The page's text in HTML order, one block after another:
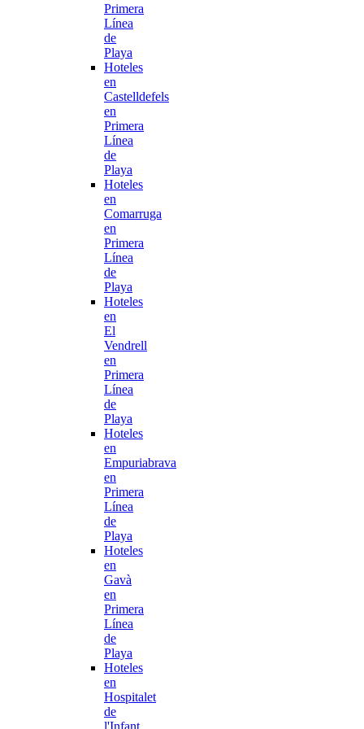
Primera
Línea
de
Playa
Hoteles
en
Castelldefels
en
Primera
Línea
de
Playa
Hoteles
en
Comarruga
en
Primera
Línea
de
Playa
Hoteles
en
El
Vendrell
en
Primera
Línea
de
Playa
Hoteles
en
Empuriabrava
en
Primera
Línea
de
Playa
Hoteles
en
Gavà
en
Primera
Línea
de
Playa
Hoteles
en
Hospitalet
de
l'Infant